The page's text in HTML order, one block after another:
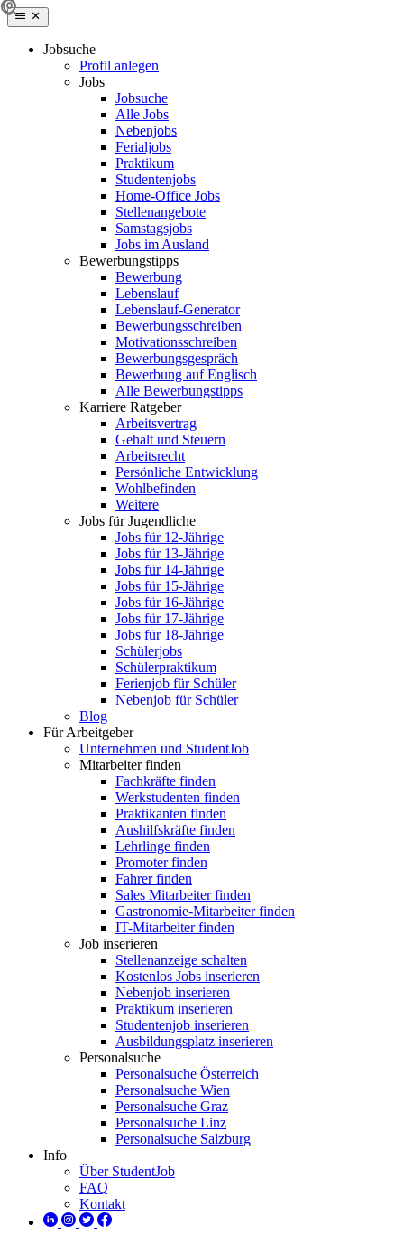
Jobsuche
Profil anlegen
Jobs
Jobsuche
Alle Jobs
Nebenjobs
Ferialjobs
Praktikum
Studentenjobs
Home-Office Jobs
Stellenangebote
Samstagsjobs
Jobs im Ausland
Bewerbungstipps
Bewerbung
Lebenslauf
Lebenslauf-Generator
Bewerbungsschreiben
Motivationsschreiben
Bewerbungsgespräch
Bewerbung auf Englisch
Alle Bewerbungstipps
Karriere Ratgeber
Arbeitsvertrag
Gehalt und Steuern
Arbeitsrecht
Persönliche Entwicklung
Wohlbefinden
Weitere
Jobs für Jugendliche
Jobs für 12-Jährige
Jobs für 13-Jährige
Jobs für 14-Jährige
Jobs für 15-Jährige
Jobs für 16-Jährige
Jobs für 17-Jährige
Jobs für 18-Jährige
Schülerjobs
Schülerpraktikum
Ferienjob für Schüler
Nebenjob für Schüler
Blog
Für Arbeitgeber
Unternehmen und StudentJob
Mitarbeiter finden
Fachkräfte finden
Werkstudenten finden
Praktikanten finden
Aushilfskräfte finden
Lehrlinge finden
Promoter finden
Fahrer finden
Sales Mitarbeiter finden
Gastronomie-Mitarbeiter finden
IT-Mitarbeiter finden
Job inserieren
Stellenanzeige schalten
Kostenlos Jobs inserieren
Nebenjob inserieren
Praktikum inserieren
Studentenjob inserieren
Ausbildungsplatz inserieren
Personalsuche
Personalsuche Österreich
Personalsuche Wien
Personalsuche Graz
Personalsuche Linz
Personalsuche Salzburg
Info
Über StudentJob
FAQ
Kontakt